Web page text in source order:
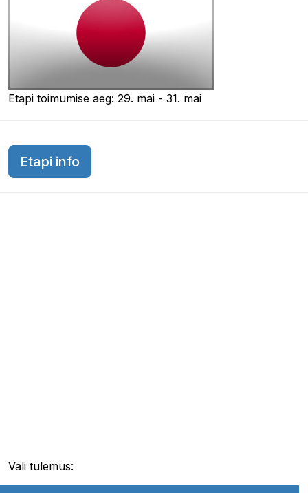
Etapi toimumise aeg: 29. mai - 31. mai
Etapi info
Vali tulemus: